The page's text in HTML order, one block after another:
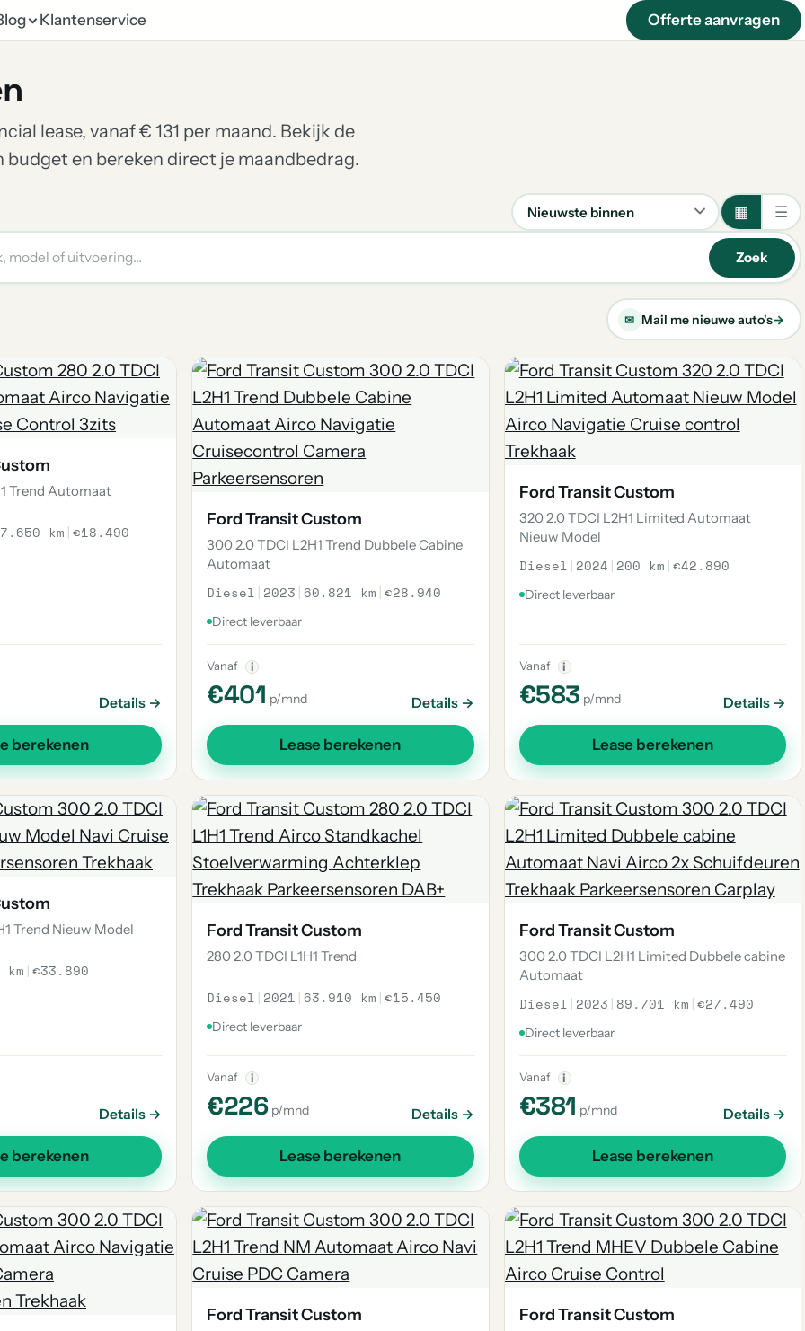
Klantenservice Offerte aanvragen
lease, vanaf € 131 per maand. Bekijk de
en bereken direct je maandbedrag.
Sorteren
▦ ☰
Zoek
✉ Mail me nieuwe auto's→
Trend Automaat
km |€18.490
Details →
berekenen
Ford Transit Custom
300 2.0 TDCI L2H1 Trend Dubbele Cabine
Automaat
Diesel | 2023 | 60.821 km |€28.940
Direct leverbaar
Vanaf i
€401 p/mnd Details →
Lease berekenen
Ford Transit Custom
320 2.0 TDCI L2H1 Limited Automaat
Nieuw Model
Diesel | 2024 | 200 km |€42.890
Direct leverbaar
Vanaf i
€583 p/mnd Details →
Lease berekenen
Trend Nieuw Model
km |€33.890
Details →
berekenen
Ford Transit Custom
280 2.0 TDCI L1H1 Trend
Diesel | 2021 | 63.910 km |€15.450
Direct leverbaar
Vanaf i
€226 p/mnd Details →
Lease berekenen
Ford Transit Custom
300 2.0 TDCI L2H1 Limited Dubbele cabine
Automaat
Diesel | 2023 | 89.701 km |€27.490
Direct leverbaar
Vanaf i
€381 p/mnd Details →
Lease berekenen
Ford Transit Custom Ford Transit Custom